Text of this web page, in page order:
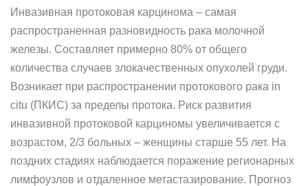
Инвазивная протоковая карцинома – самая
распространенная разновидность рака молочной
железы. Составляет примерно 80% от общего
количества случаев злокачественных опухолей груди.
Возникает при распространении протокового рака in
citu (ПКИС) за пределы протока. Риск развития
инвазивной протоковой карциномы увеличивается с
возрастом, 2/3 больных – женщины старше 55 лет. На
поздних стадиях наблюдается поражение регионарных
лимфоузлов и отдаленное метастазирование. Прогноз